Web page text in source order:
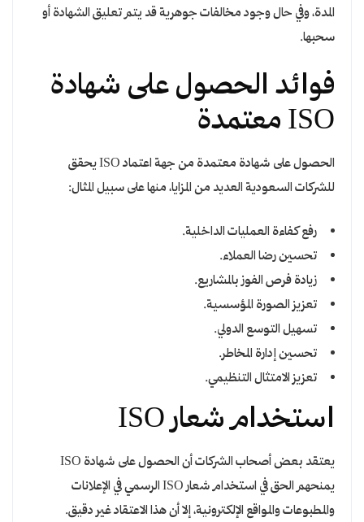
المدة، وفي حال وجود مخالفات جوهرية قد يتم تعليق الشهادة أو
سحبها.
فوائد الحصول على شهادة
ISO معتمدة
الحصول على شهادة معتمدة من جهة اعتماد ISO يحقق
للشركات السعودية العديد من المزايا، منها على سبيل المثال:
رفع كفاءة العمليات الداخلية.
تحسين رضا العملاء.
زيادة فرص الفوز بالمشاريع.
تعزيز الصورة المؤسسية.
تسهيل التوسع الدولي.
تحسين إدارة المخاطر.
تعزيز الامتثال التنظيمي.
استخدام شعار ISO
يعتقد بعض أصحاب الشركات أن الحصول على شهادة ISO
يمنحهم الحق في استخدام شعار ISO الرسمي في الإعلانات
والمطبوعات والمواقع الإلكترونية، إلا أن هذا الاعتقاد غير دقيق.